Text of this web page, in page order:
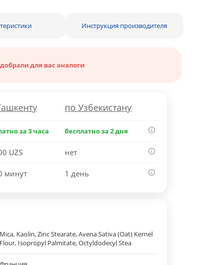
Инструкция производителя
для вас аналоги
по Узбекистану
за 3 часа бесплатно за 2 дня
UZS нет
минут 1 день
Mica, Kaolin, Zinc Stearate, Avena Sativa (Oat) Kernel
Flour, Isopropyl Palmitate, Octyldodecyl Stea